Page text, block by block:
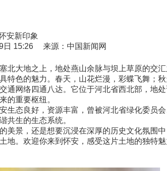
安新印象
日 15:26 来源：中国新闻网
大地之上，地处燕山余脉与坝上草原的交汇
特色的魅力。春天，山花烂漫，彩蝶飞舞；
网络四通八达。它位于河北省西北部，地处
的重要枢纽。
态良好，资源丰富，曾被河北省绿化委员会
共生的生态系统。
景，还是想要沉浸在深厚的历史文化氛围中
地。欢迎你来到怀安，感受这片土地的独特